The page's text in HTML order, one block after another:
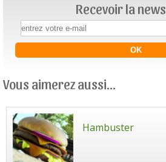
Recevoir la
Vous aimerez aussi...
Hambuster